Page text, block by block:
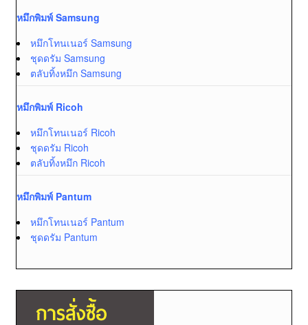
หมึกพิมพ์ Samsung
หมึกโทนเนอร์ Samsung
ชุดดรัม Samsung
ตลับทิ้งหมึก Samsung
หมึกพิมพ์ Ricoh
หมึกโทนเนอร์ Ricoh
ชุดดรัม Ricoh
ตลับทิ้งหมึก Ricoh
หมึกพิมพ์ Pantum
หมึกโทนเนอร์ Pantum
ชุดดรัม Pantum